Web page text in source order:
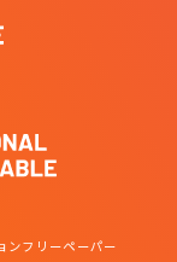
ンフリーペーパー